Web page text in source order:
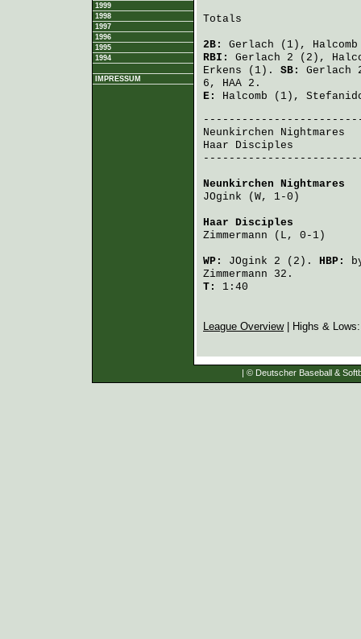
1999
1998
1997
1996
1995
1994
IMPRESSUM
Totals
2B: Gerlach (1), Halcomb
RBI: Gerlach 2 (2),
Erkens (1). SB: Gerlach
6, HAA 2.
E: Halcomb (1),
Neunkirchen Nightmares
Haar Disciples
Neunkirchen Nightmares
JOgink (W, 1-0)
Haar Disciples
Zimmermann (L, 0-1)
WP: JOgink 2 (2). HBP:
Zimmermann 32.
T:
1:40
League Overview| Highs &
| © Deutscher Baseball &